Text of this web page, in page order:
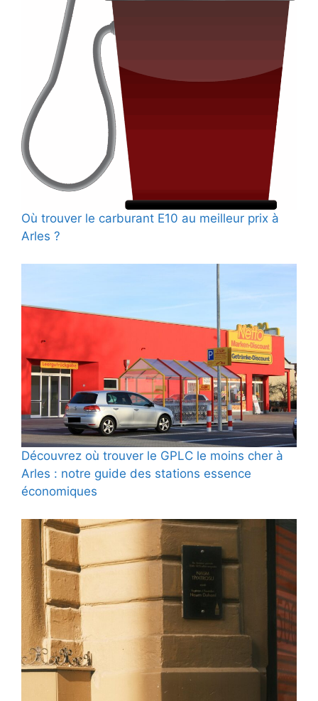
Où trouver le carburant E10 au meilleur prix à
Arles ?
Découvrez où trouver le GPLC le moins cher à
Arles : notre guide des stations essence
économiques